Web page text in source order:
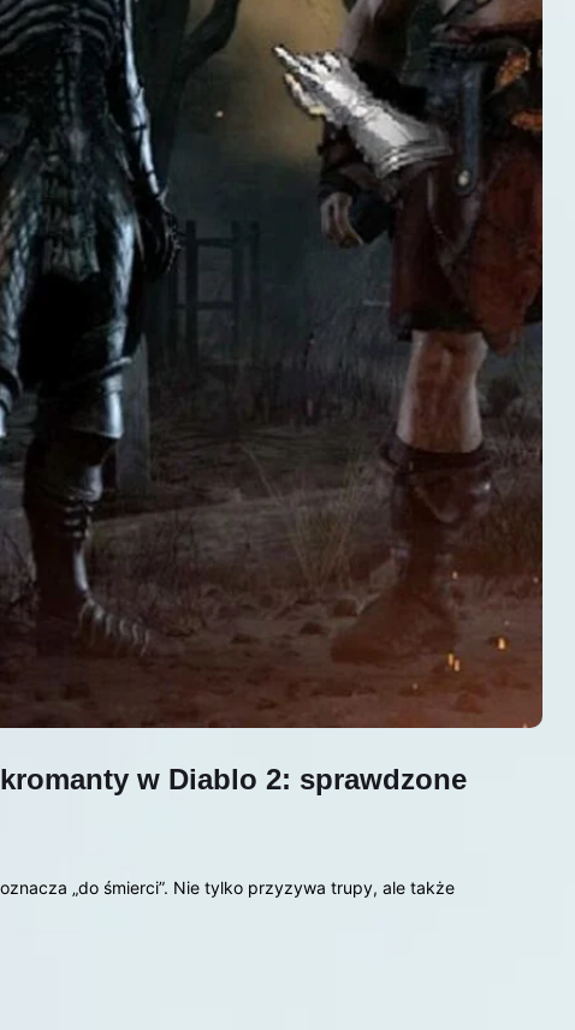
w Diablo 2: sprawdzone
„do śmierci”. Nie tylko przyzywa trupy, ale także